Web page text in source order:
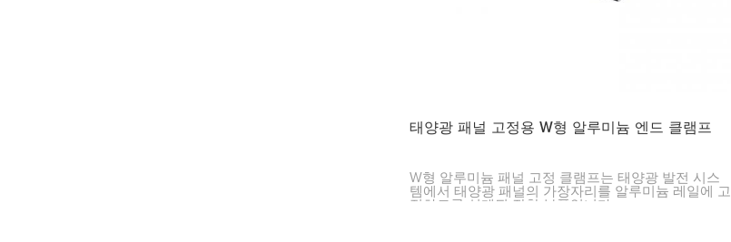
태양광 패널 고정용 W형 알루미늄 엔드 클램프
W형 알루미늄 패널 고정 클램프는 태양광 발전 시스
템에서 태양광 패널의 가장자리를 알루미늄 레일에 고